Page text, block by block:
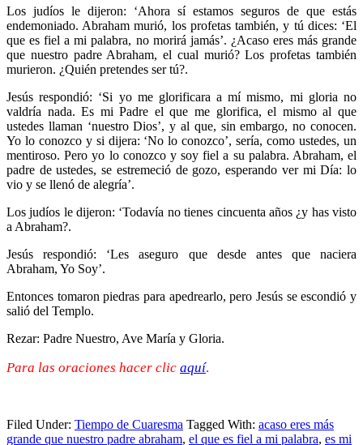
Los judíos le dijeron: ‘Ahora sí estamos seguros de que estás
endemoniado. Abraham murió, los profetas también, y tú dices: ‘El
que es fiel a mi palabra, no morirá jamás’. ¿Acaso eres más grande
que nuestro padre Abraham, el cual murió? Los profetas también
murieron. ¿Quién pretendes ser tú?.
Jesús respondió: ‘Si yo me glorificara a mí mismo, mi gloria no
valdría nada. Es mi Padre el que me glorifica, el mismo al que
ustedes llaman ‘nuestro Dios’, y al que, sin embargo, no conocen.
Yo lo conozco y si dijera: ‘No lo conozco’, sería, como ustedes, un
mentiroso. Pero yo lo conozco y soy fiel a su palabra. Abraham, el
padre de ustedes, se estremeció de gozo, esperando ver mi Día: lo
vio y se llenó de alegría’.
Los judíos le dijeron: ‘Todavía no tienes cincuenta años ¿y has visto
a Abraham?.
Jesús respondió: ‘Les aseguro que desde antes que naciera
Abraham, Yo Soy’.
Entonces tomaron piedras para apedrearlo, pero Jesús se escondió y
salió del Templo.
Rezar: Padre Nuestro, Ave María y Gloria.
Para las oraciones hacer clic aquí.
Filed Under: Tiempo de Cuaresma Tagged With: acaso eres más
grande que nuestro padre abraham, el que es fiel a mi palabra, es mi